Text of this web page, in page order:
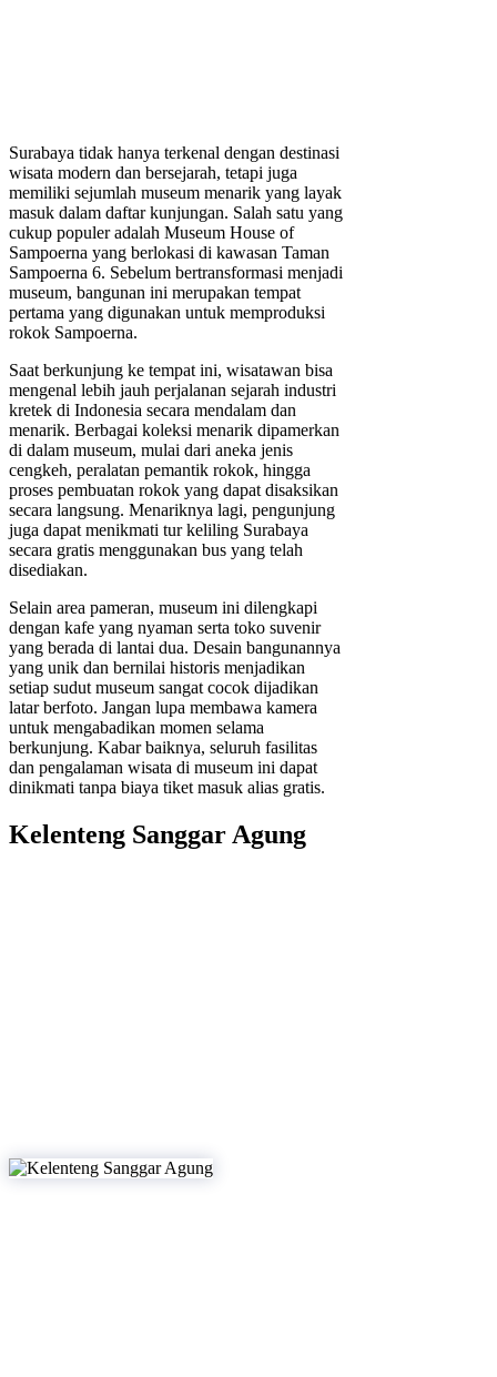
Surabaya tidak hanya terkenal dengan destinasi
wisata modern dan bersejarah, tetapi juga
memiliki sejumlah museum menarik yang layak
masuk dalam daftar kunjungan. Salah satu yang
cukup populer adalah Museum House of
Sampoerna yang berlokasi di kawasan Taman
Sampoerna 6. Sebelum bertransformasi menjadi
museum, bangunan ini merupakan tempat
pertama yang digunakan untuk memproduksi
rokok Sampoerna.
Saat berkunjung ke tempat ini, wisatawan bisa
mengenal lebih jauh perjalanan sejarah industri
kretek di Indonesia secara mendalam dan
menarik. Berbagai koleksi menarik dipamerkan
di dalam museum, mulai dari aneka jenis
cengkeh, peralatan pemantik rokok, hingga
proses pembuatan rokok yang dapat disaksikan
secara langsung. Menariknya lagi, pengunjung
juga dapat menikmati tur keliling Surabaya
secara gratis menggunakan bus yang telah
disediakan.
Selain area pameran, museum ini dilengkapi
dengan kafe yang nyaman serta toko suvenir
yang berada di lantai dua. Desain bangunannya
yang unik dan bernilai historis menjadikan
setiap sudut museum sangat cocok dijadikan
latar berfoto. Jangan lupa membawa kamera
untuk mengabadikan momen selama
berkunjung. Kabar baiknya, seluruh fasilitas
dan pengalaman wisata di museum ini dapat
dinikmati tanpa biaya tiket masuk alias gratis.
Kelenteng Sanggar Agung